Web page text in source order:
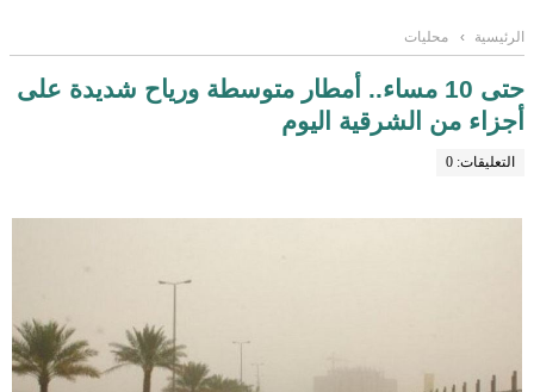
الرئيسية › محليات
حتى 10 مساء.. أمطار متوسطة ورياح شديدة على
أجزاء من الشرقية اليوم
التعليقات: 0